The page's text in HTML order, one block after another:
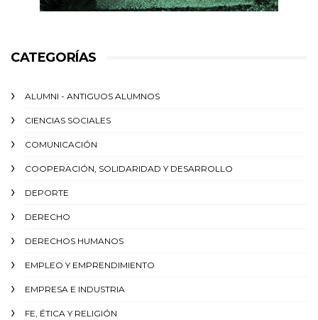
CATEGORÍAS
ALUMNI - ANTIGUOS ALUMNOS
CIENCIAS SOCIALES
COMUNICACIÓN
COOPERACIÓN, SOLIDARIDAD Y DESARROLLO
DEPORTE
DERECHO
DERECHOS HUMANOS
EMPLEO Y EMPRENDIMIENTO
EMPRESA E INDUSTRIA
FE, ÉTICA Y RELIGIÓN